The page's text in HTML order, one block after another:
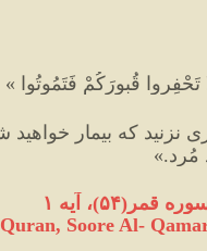
تَحْفِروا قُبورَكُمْ فَتَمُوتُوا »
مُرد.»
قمر (۵۴)، آیه ۱
Quran, Soore Al-